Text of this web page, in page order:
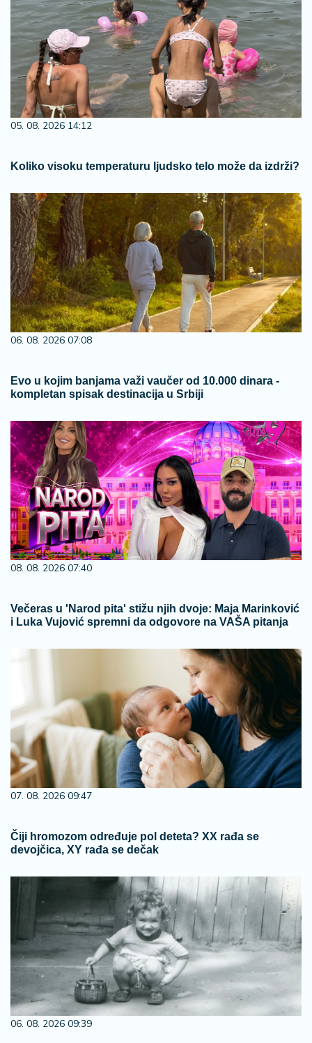
05. 08. 2026 14:12
Koliko visoku temperaturu ljudsko telo može da izdrži?
06. 08. 2026 07:08
Evo u kojim banjama važi vaučer od 10.000 dinara -
kompletan spisak destinacija u Srbiji
08. 08. 2026 07:40
Večeras u 'Narod pita' stižu njih dvoje: Maja Marinković
i Luka Vujović spremni da odgovore na VAŠA pitanja
07. 08. 2026 09:47
Čiji hromozom određuje pol deteta? XX rađa se
devojčica, XY rađa se dečak
06. 08. 2026 09:39